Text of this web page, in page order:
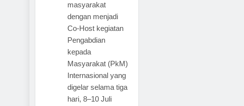
masyarakat
dengan menjadi
Co-Host kegiatan
Pengabdian
kepada
Masyarakat (PkM)
Internasional yang
digelar selama tiga
hari, 8–10 Juli